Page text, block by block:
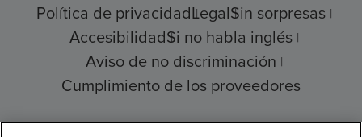
Política de privacidadLegalSin sorpresas
AccesibilidadSi no habla inglés
Aviso de no discriminación
Cumplimiento de los proveedores